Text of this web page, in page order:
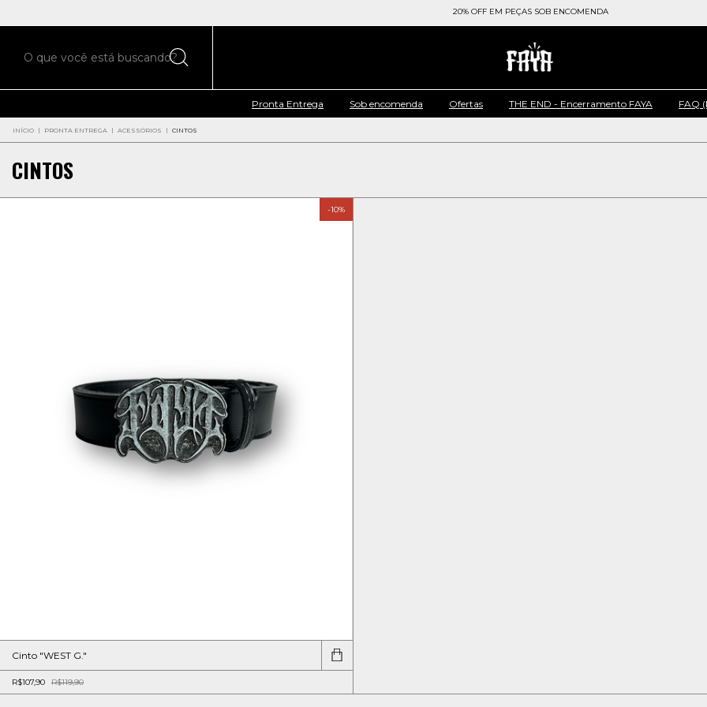
20% OFF EM PEÇAS SOB ENCOMENDA
Pronta Entrega Sob encomenda Ofertas THE END - Encerramento FAYA FAQ
INÍCIO | PRONTA ENTREGA | ACESSÓRIOS | CINTOS
CINTOS
-10%
Cinto "WEST G."
R$107,90 R$119,90